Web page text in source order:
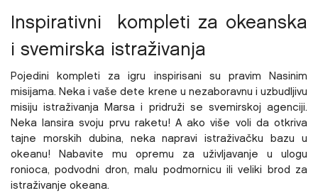
Inspirativni kompleti za okeanska
i svemirska istraživanja
Pojedini kompleti za igru inspirisani su pravim Nasinim
misijama. Neka i vaše dete krene u nezaboravnu i uzbudljivu
misiju istraživanja Marsa i pridruži se svemirskoj agenciji.
Neka lansira svoju prvu raketu! A ako više voli da otkriva
tajne morskih dubina, neka napravi istraživačku bazu u
okeanu! Nabavite mu opremu za uživljavanje u ulogu
ronioca, podvodni dron, malu podmornicu ili veliki brod za
istraživanje okeana.